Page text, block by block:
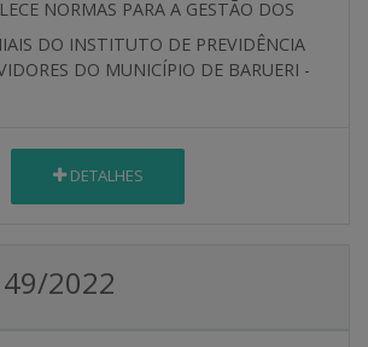
NORMAS PARA A GESTÃO DOS
DO INSTITUTO DE PREVIDÊNCIA
DO MUNICÍPIO DE BARUERI -
DETALHES
2022